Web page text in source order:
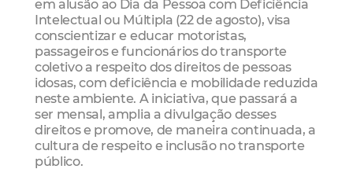
em alusão ao Dia da Pessoa com Deficiência
Intelectual ou Múltipla (22 de agosto), visa
conscientizar e educar motoristas,
passageiros e funcionários do transporte
coletivo a respeito dos direitos de pessoas
idosas, com deficiência e mobilidade reduzida
neste ambiente. A iniciativa, que passará a
ser mensal, amplia a divulgação desses
direitos e promove, de maneira continuada, a
cultura de respeito e inclusão no transporte
público.